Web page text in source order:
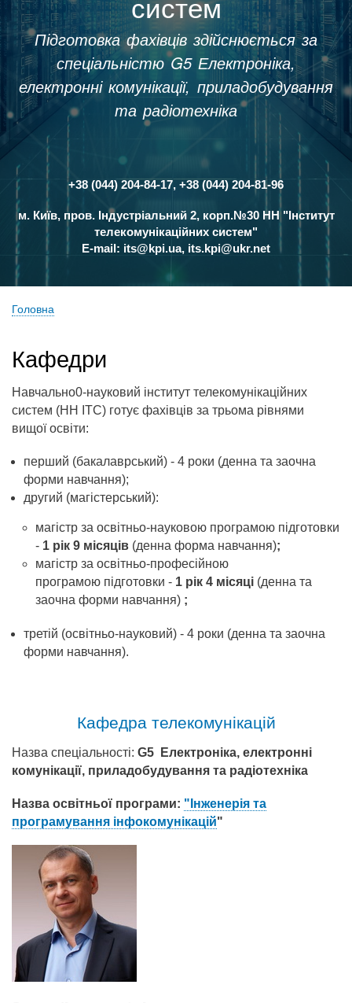
систем
Підготовка фахівців здійснюється за
спеціальністю G5 Електроніка,
електронні комунікації, приладобудування
та радіотехніка
Контакти
+38 (044) 204-84-17, +38 (044) 204-81-96
м. Київ, пров. Індустріальний 2, корп.№30 НН "Інститут
телекомунікаційних систем"
E-mail: its@kpi.ua, its.kpi@ukr.net
Головна
Кафедри
Навчально0-науковий інститут телекомунікаційних
систем (НН ІТС) готує фахівців за трьома рівнями
вищої освіти:
перший (бакалаврський) - 4 роки (денна та заочна
форми навчання);
другий (магістерський):
магістр за освітньо-науковою програмою підготовки
- 1 рік 9 місяців (денна форма навчання);
магістр за освітньо-професійною
програмою підготовки - 1 рік 4 місяці (денна та
заочна форми навчання) ;
третій (освітньо-науковий) - 4 роки ​(денна та заочна
форми навчання).
Кафедра телекомунікацій
Назва спеціальності: G5 Електроніка, електронні
комунікації, приладобудування та радіотехніка
Назва освітньої програми: "Інженерія та
програмування інфокомунікацій"